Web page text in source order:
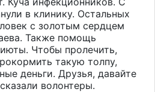
в клинику. Остальных
с золотым сердцем
Также помощь
Чтобы пролечить,
такую толпу,
деньги. Друзья, давайте
волонтеры.